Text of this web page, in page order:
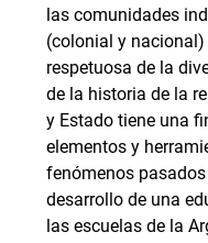
las comunidades
(colonial y
respetuosa de la
de la historia de la
y Estado tiene una
elementos y
fenómenos
desarrollo de una
las escuelas de la